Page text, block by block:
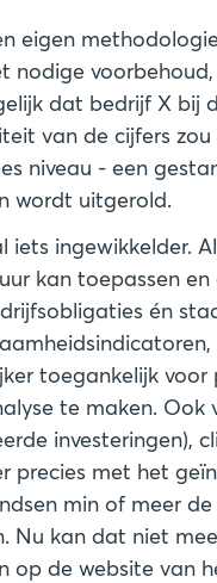
eigen
nodige
dat bedrijf X bij
van de cijfers
niveau - een
iets ingewikkelder.
kan toepassen
én
toegankelijk voor
te maken.
investeringen),
precies met het
min of meer
Nu kan dat niet
op de website van